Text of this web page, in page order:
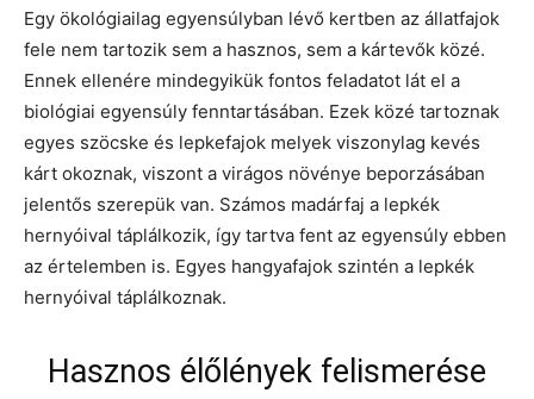
Egy ökológiailag egyensúlyban lévő kertben az állatfajok
fele nem tartozik sem a hasznos, sem a kártevők közé.
Ennek ellenére mindegyikük fontos feladatot lát el a
biológiai egyensúly fenntartásában. Ezek közé tartoznak
egyes szöcske és lepkefajok melyek viszonylag kevés
kárt okoznak, viszont a virágos növénye beporzásában
jelentős szerepük van. Számos madárfaj a lepkék
hernyóival táplálkozik, így tartva fent az egyensúly ebben
az értelemben is. Egyes hangyafajok szintén a lepkék
hernyóival táplálkoznak.
Hasznos élőlények felismerése